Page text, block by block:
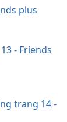
plus
- Friends
trang 14 -